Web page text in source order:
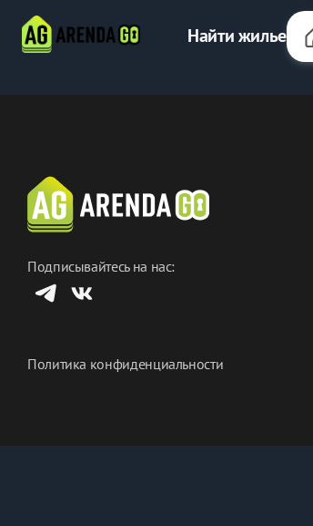
Найти жилье
Подписывайтесь на нас:
Политика конфиденциальности